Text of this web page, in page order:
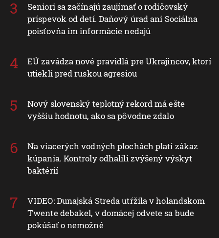
Seniori sa začínajú zaujímať o rodičovský
príspevok od detí. Daňový úrad ani Sociálna
poisťovňa im informácie nedajú
EÚ zavádza nové pravidlá pre Ukrajincov, ktorí
utiekli pred ruskou agresiou
Nový slovenský teplotný rekord má ešte
vyššiu hodnotu, ako sa pôvodne zdalo
Na viacerých vodných plochách platí zákaz
kúpania. Kontroly odhalili zvýšený výskyt
baktérií
VIDEO: Dunajská Streda utŕžila v holandskom
Twente debakel, v domácej odvete sa bude
pokúšať o nemožné